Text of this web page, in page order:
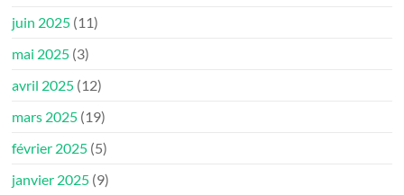
juin 2025 (11)
mai 2025 (3)
avril 2025 (12)
mars 2025 (19)
février 2025 (5)
janvier 2025 (9)